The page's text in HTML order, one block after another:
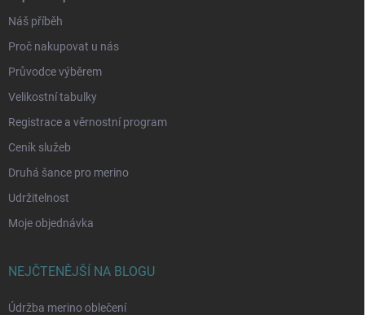
Náš příběh
Proč nakupovat u nás
Průvodce výběrem
Velikostní tabulky
Registrace a věrnostní program
Ceník služeb
Druhá šance pro merino
Udržitelnost
Moje objednávka
NEJČTENĚJŠÍ NA BLOGU
Údržba merino oblečení